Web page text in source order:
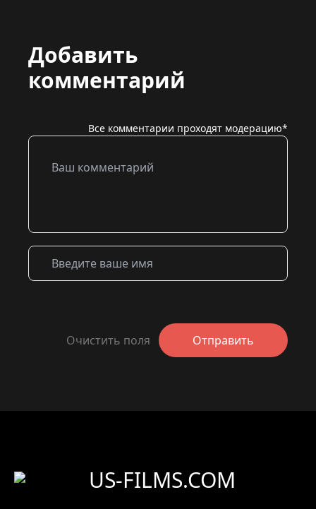
Добавить
комментарий
Все комментарии проходят модерацию*
Очистить поля Отправить
US-FILMS.COM